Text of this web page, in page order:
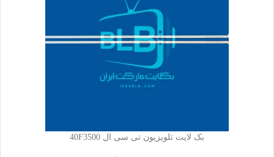
بک لایت تلویزیون تی سی ال 40F3500